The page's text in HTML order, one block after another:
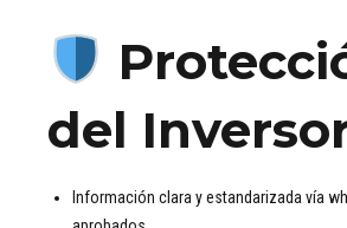
del
Información clara y estandarizada vía